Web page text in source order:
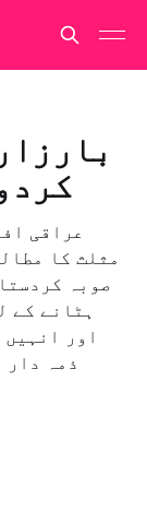
عراقی
مثلث کا
صوبہ
ہٹانے کے
اور
ذمہ دار